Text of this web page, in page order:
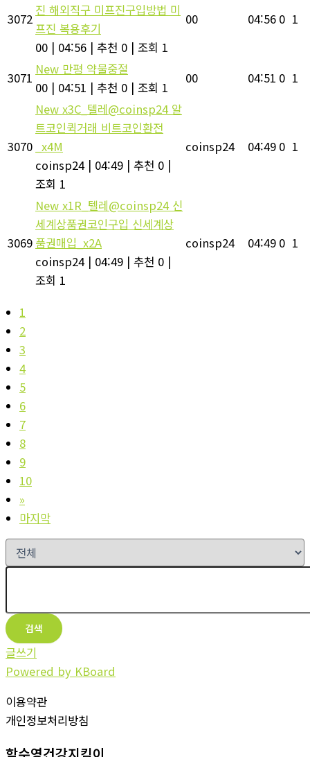
3072
진 해외직구 미프진구입방법 미
프진 복용후기
00 | 04:56 | 추천 0 | 조회 1
00 04:56 0 1
3071
New 만평 약물중절
00 | 04:51 | 추천 0 | 조회 1
00 04:51 0 1
3070
New x3C_텔레@coinsp24 알
트코인퀵거래 비트코인환전
_x4M
coinsp24 | 04:49 | 추천 0 |
조회 1
coinsp24 04:49 0 1
3069
New x1R_텔레@coinsp24 신
세계상품권코인구입 신세계상
품권매입_x2A
coinsp24 | 04:49 | 추천 0 |
조회 1
coinsp24 04:49 0 1
1
2
3
4
5
6
7
8
9
10
»
마지막
검색
글쓰기
Powered by KBoard
이용약관
개인정보처리방침